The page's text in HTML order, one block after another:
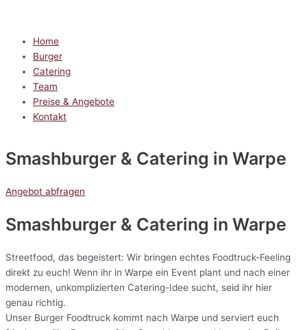
Home
Burger
Catering
Team
Preise & Angebote
Kontakt
Smashburger & Catering in Warpe
Angebot abfragen
Smashburger & Catering in Warpe
Streetfood, das begeistert: Wir bringen echtes Foodtruck-Feeling
direkt zu euch! Wenn ihr in Warpe ein Event plant und nach einer
modernen, unkomplizierten Catering-Idee sucht, seid ihr hier
genau richtig.
Unser Burger Foodtruck kommt nach Warpe und serviert euch